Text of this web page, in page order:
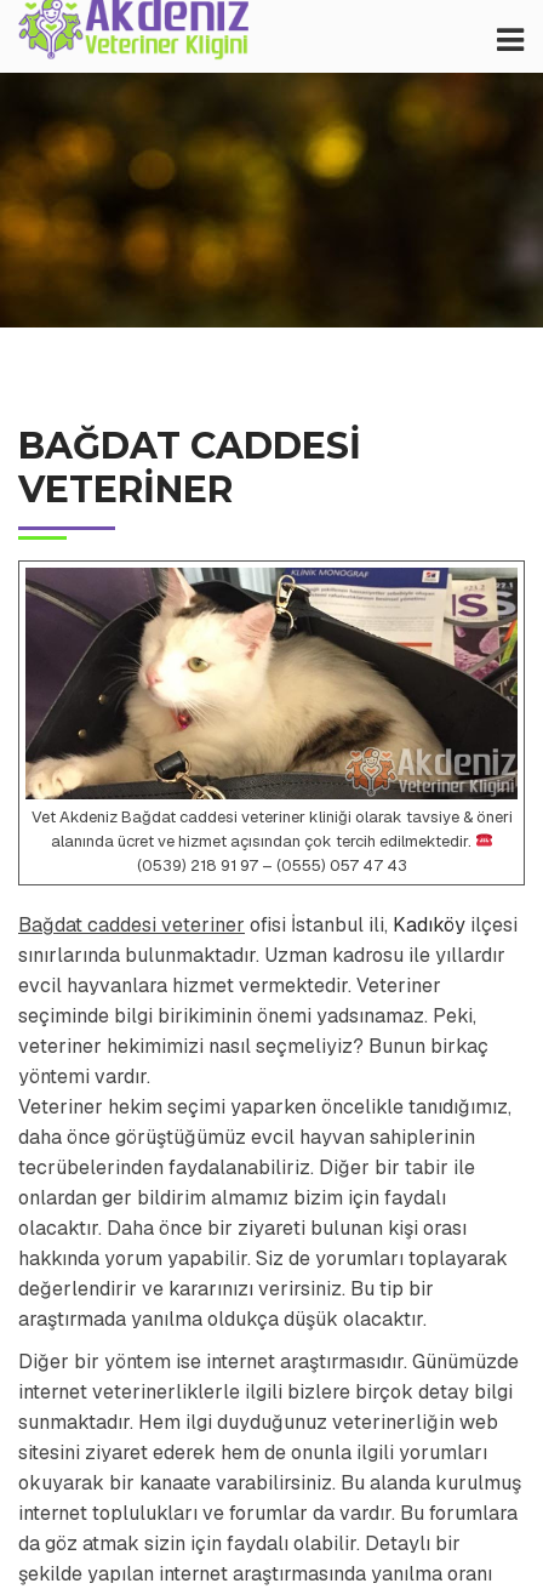
BAĞDAT CADDESI
VETERINER
Vet Akdeniz Bağdat caddesi veteriner kliniği olarak tavsiye & öneri
alanında ücret ve hizmet açısından çok tercih edilmektedir.
(0539) 218 91 97 – (0555) 057 47 43
Bağdat caddesi veteriner ofisi İstanbul ili, Kadıköy ilçesi
sınırlarında bulunmaktadır. Uzman kadrosu ile yıllardır
evcil hayvanlara hizmet vermektedir. Veteriner
seçiminde bilgi birikiminin önemi yadsınamaz. Peki,
veteriner hekimimizi nasıl seçmeliyiz? Bunun birkaç
yöntemi vardır.
Veteriner hekim seçimi yaparken öncelikle tanıdığımız,
daha önce görüştüğümüz evcil hayvan sahiplerinin
tecrübelerinden faydalanabiliriz. Diğer bir tabir ile
onlardan ger bildirim almamız bizim için faydalı
olacaktır. Daha önce bir ziyareti bulunan kişi orası
hakkında yorum yapabilir. Siz de yorumları toplayarak
değerlendirir ve kararınızı verirsiniz. Bu tip bir
araştırmada yanılma oldukça düşük olacaktır.
Diğer bir yöntem ise internet araştırmasıdır. Günümüzde
internet veterinerliklerle ilgili bizlere birçok detay bilgi
sunmaktadır. Hem ilgi duyduğunuz veterinerliğin web
sitesini ziyaret ederek hem de onunla ilgili yorumları
okuyarak bir kanaate varabilirsiniz. Bu alanda kurulmuş
internet toplulukları ve forumlar da vardır. Bu forumlara
da göz atmak sizin için faydalı olabilir. Detaylı bir
şekilde yapılan internet araştırmasında yanılma oranı